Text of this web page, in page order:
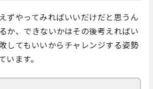
ずやってみればいいだけだと思うん
か、できないかはその後考えればい
してもいいからチャレンジする姿勢
ます。